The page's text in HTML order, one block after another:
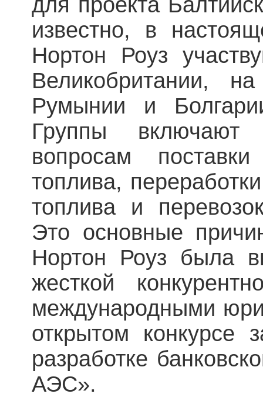
известно, в
Нортон Роуз
Великобритании,
Румынии и
Группы включают
вопросам
топлива,
топлива и
Это основные
Нортон Роуз была
жесткой
международными
открытом конкурсе
разработке
АЭС».